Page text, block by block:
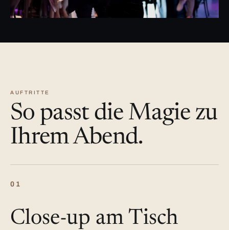
AUFTRITTE
So passt die Magie zu
Ihrem Abend.
01
Close-up am Tisch